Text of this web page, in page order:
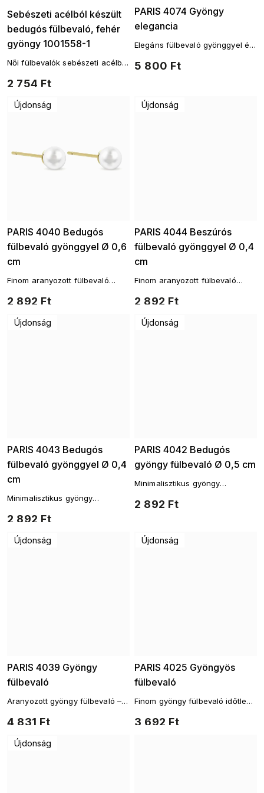
Sebészeti acélból készült
bedugós fülbevaló, fehér
gyöngy 1001558-1
Ellami
2 754 Ft
Női fülbevalók sebészeti acélból
PARIS 4074 Gyöngy
elegancia
5 800 Ft
Elegáns fülbevaló gyönggyel és
Újdonság
PARIS 4040 Bedugós
fülbevaló gyönggyel Ø 0,6
cm
2 892 Ft
Finom aranyozott fülbevaló
Újdonság
PARIS 4044 Beszúrós
fülbevaló gyönggyel Ø 0,4
cm
2 892 Ft
Finom aranyozott fülbevaló
Újdonság
PARIS 4043 Bedugós
fülbevaló gyönggyel Ø 0,4
cm
2 892 Ft
Minimalisztikus gyöngy
Újdonság
PARIS 4042 Bedugós
gyöngy fülbevaló Ø 0,5 cm
2 892 Ft
Minimalisztikus gyöngy
Újdonság
PARIS 4039 Gyöngy
fülbevaló
4 831 Ft
Aranyozott gyöngy fülbevaló –
Újdonság
PARIS 4025 Gyöngyös
fülbevaló
3 692 Ft
Finom gyöngy fülbevaló időtlen
Újdonság